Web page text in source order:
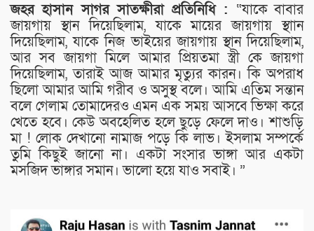
জহর হাসান সাগর সাতক্ষীরা প্রতিনিধি : “যাকে বাবার
জায়গায় স্থান দিয়েছিলাম, যাকে মায়ের জায়গায় স্থাান
দিয়েছিলাম, যাকে নিজ ভাইয়ের জায়গায় স্থান দিয়েছিলাম,
আর সব জায়গা মিলে আমার প্রিয়তমা স্ত্রী কে জায়গা
দিয়েছিলাম, তারাই আজ আমার মৃত্যুর কারন। কি অপরাধ
ছিলো আমার আমি গরীব ও অসুস্থ বলে। আমি এতিম সন্তান
বলে গেলাম তোমাদেরও এমন এক সময় আসবে ভিক্ষা করে
খেতে হবে। কেউ অবহেলিত হলে ছুড়ে ফেলে দাও। শাশুড়ি
মা ! লোক দেখানো নামাজ পড়ে কি লাভ। ইসলাম সম্পর্কে
তুমি কিছুই জানো না। একটা সংসার ভাঙ্গা আর একটা
মসজিদ ভাঙ্গার সমান। ভালো হয়ে যাও সবাই। ”